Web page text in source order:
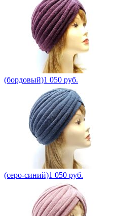
(бордовый)1 050 руб.
(серо-синий)1 050 руб.